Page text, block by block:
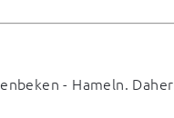
- Hameln. Daher